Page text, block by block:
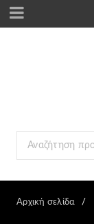
Αρχική σελίδα /